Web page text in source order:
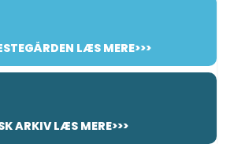
LÆS MERE>>>
ARKIV LÆS MERE>>>